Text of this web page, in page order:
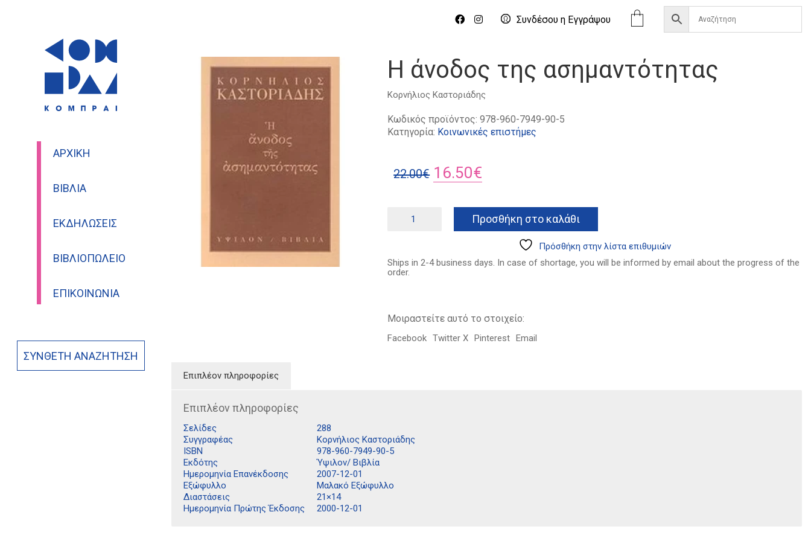
Συνδέσου η Eγγράψου
ΑΡΧΙΚΉ
ΒΙΒΛΊΑ
ΕΚΔΗΛΏΣΕΙΣ
ΒΙΒΛΙΟΠΩΛΕΊΟ
ΕΠΙΚΟΙΝΩΝΊΑ
ΣΎΝΘΕΤΗ ΑΝΑΖΉΤΗΣΗ
Η άνοδος της ασημαντότητας
Κορνήλιος Καστοριάδης
Κωδικός προϊόντος:978-960-7949-90-5
Κατηγορία: Κοινωνικές επιστήμες
22.00€ Original
was:
22.00€.
16.50€
τιμή
είναι:
16.50€.
άνοδος
ποσότητα
Προσθήκη στο καλάθι
Πρόσθήκη στην λίστα επιθυμιών
Ships in 2-4 business days. In case of shortage, you will be informed by email about the progress of the
order.
Μοιραστείτε αυτό το στοιχείο:
Facebook Twitter X Pinterest Email
Επιπλέον πληροφορίες
Επιπλέον πληροφορίες
Σελίδες
288
Συγγραφέας
Κορνήλιος Καστοριάδης
ISBN
978-960-7949-90-5
Εκδότης
Ύψιλον/ Βιβλία
Ημερομηνία Επανέκδοσης
2007-12-01
Εξώφυλλο
Μαλακό Εξώφυλλο
Διαστάσεις
21×14
Ημερομηνία Πρώτης Έκδοσης
2000-12-01